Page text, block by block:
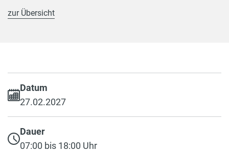
zur Übersicht
Datum
27.02.2027
Dauer
07:00 bis 18:00 Uhr